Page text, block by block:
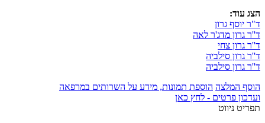
הצג עוד:
ד"ר יוסף גרון
ד''ר גרון מדג'ר לאה
ד''ר גרון צחי
ד''ר גרון סילביה
ד''ר גרון סילביה
הוסף המלצה הוספת תמונות, מידע על השרותים במרפאה
ועדכון פרטים - לחץ כאן
תפריט ניווט